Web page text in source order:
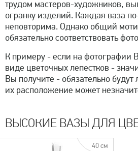
трудом мастеров-художников,
огранку изделий. Каждая ваза
неповторима. Однако общий
обязательно соответствовать
К примеру - если на фотографии
виде цветочных лепестков -
Вы получите - обязательно будут
их расположение может
ВЫСОКИЕ ВАЗЫ ДЛЯ
40 см